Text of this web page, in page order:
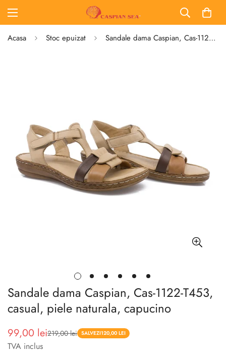
Acasa Stoc epuizat Sandale dama Caspian, Cas-1122-T453, casual, piele naturala, capucino
Sandale dama Caspian, Cas-1122-T453,
casual, piele naturala, capucino
Pret
redus
99,00 lei
Pret 219,00 lei SALVEZI120,00 LEI
TVA inclus